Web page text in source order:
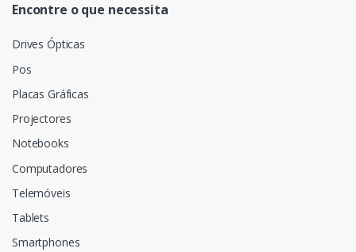
Encontre o que necessita
Drives Ópticas
Pos
Placas Gráficas
Projectores
Notebooks
Computadores
Telemóveis
Tablets
Smartphones